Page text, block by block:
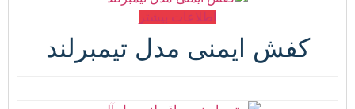
اطلاعات بیشتر
کفش ایمنی مدل تیمبرلند